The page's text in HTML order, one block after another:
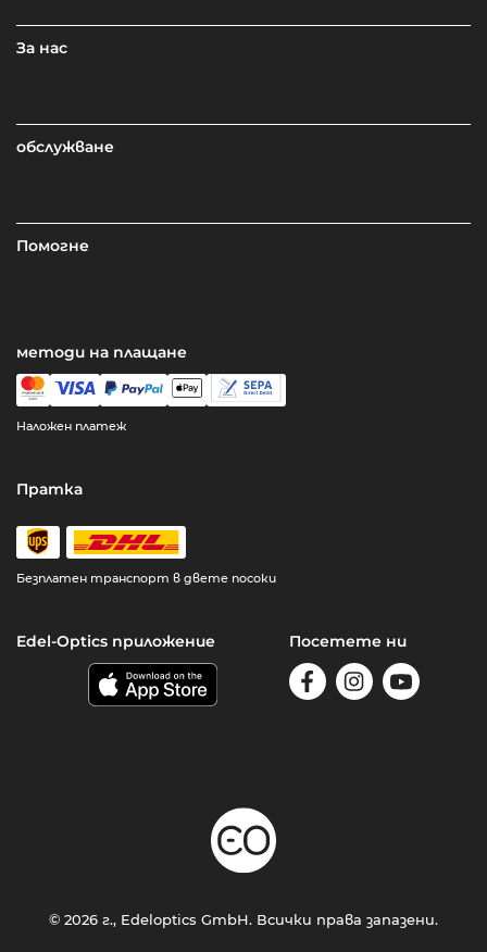
За нас
обслужване
Помогне
методи на плащане
Наложен платеж
Пратка
Безплатен транспорт в двете посоки
Edel-Optics приложение Посетете ни
© 2026 г., Edeloptics GmbH. Всички права запазени.